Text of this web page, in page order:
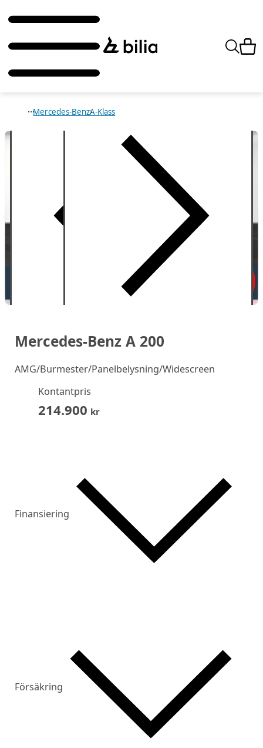
Mercedes-BenzA-Klass
Mercedes-Benz A 200
AMG/Burmester/Panelbelysning/Widescreen
Kontantpris
214.900 kr
Finansiering
Försäkring